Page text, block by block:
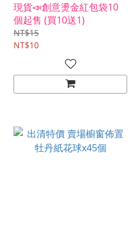
現貨📣創意燙金紅包袋10
個起售 (買10送1)
NT$15
NT$10